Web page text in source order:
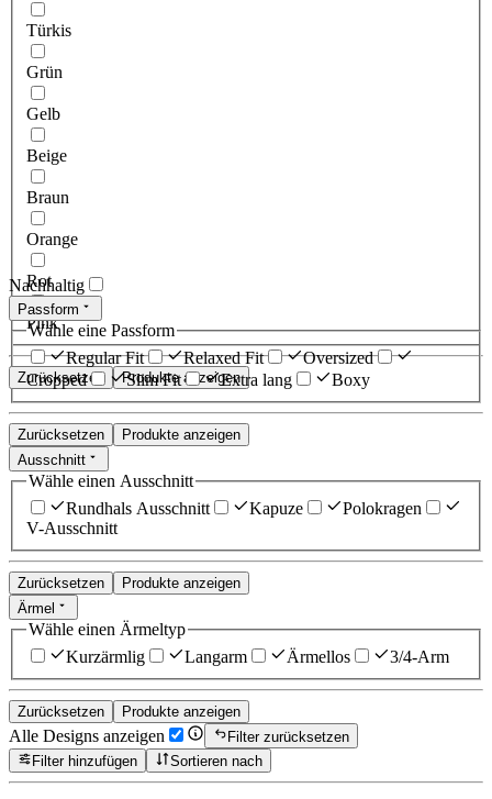
Türkis
Grün
Gelb
Beige
Braun
Orange
Rot
Pink
Zurücksetzen Produkte anzeigen
Nachhaltig
Passform
Wähle eine Passform
Regular Fit
Relaxed Fit
Oversized
Cropped
Slim Fit Extra lang Boxy
Zurücksetzen
Produkte anzeigen
Ausschnitt
Wähle einen Ausschnitt
Rundhals Ausschnitt
Kapuze
Polokragen
V-Ausschnitt
Zurücksetzen
Produkte anzeigen
Ärmel
Wähle einen Ärmeltyp
Kurzärmlig
Langarm Ärmellos 3/4-Arm
Zurücksetzen Produkte anzeigen
Alle Designs anzeigen
Filter zurücksetzen
Filter hinzufügen
Sortieren nach